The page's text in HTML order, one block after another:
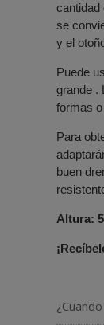
cantidad
se
y el
Puede
grande .
formas
Para
buen
Altura: